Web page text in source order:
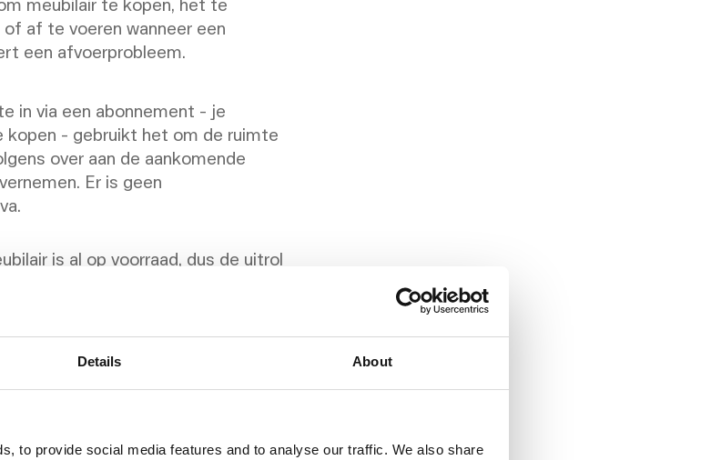
Details About
to provide social media features and to analyse our traffic. We also share
af te voeren wanneer een
een afvoerprobleem.
in via een abonnement - je
kopen - gebruikt het om de ruimte
over aan de aankomende
Er is geen
is al op voorraad, dus de uitrol
vergoeding betalen; jij
heeft of fris wil beginnen,
Geen containerverhuur, geen